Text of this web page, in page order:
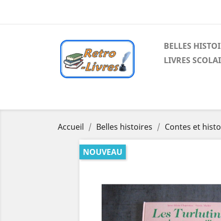
BELLES
LIVRES
Accueil Belles histoires Contes et
NOUVEAU